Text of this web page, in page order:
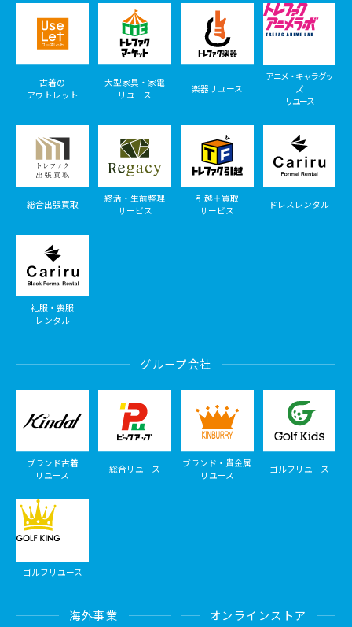
古着の
アウトレット
大型家具・家電
リユース
楽器リユース
アニメ・キャラグッ
ズ
リユース
総合出張買取
終活・生前整理
サービス
引越＋買取
サービス
ドレスレンタル
礼服・喪服
レンタル
グループ会社
ブランド古着
リユース
総合リユース
ブランド・貴金属
リユース
ゴルフリユース
ゴルフリユース
海外事業 オンラインストア